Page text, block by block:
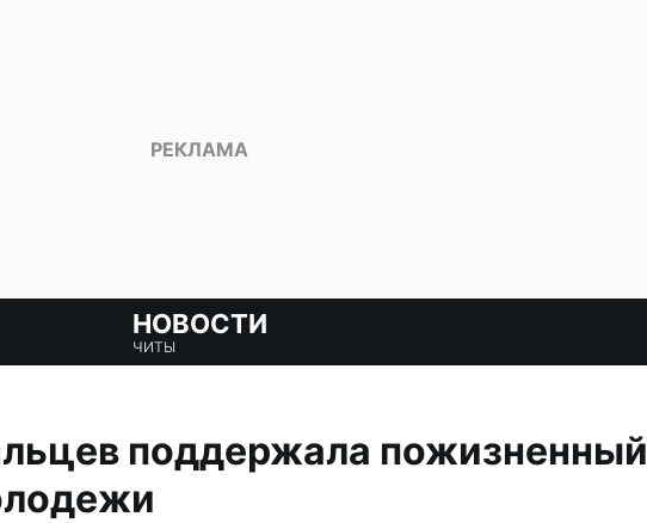
НОВОСТИ
ЧИТЫ
поддержала пожизненный